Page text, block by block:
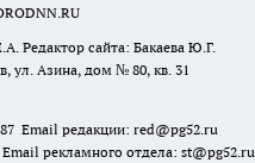
Редактор сайта: Бакаева Ю.Г.
ул. Азина, дом № 80, кв. 31
Email редакции: red@pg52.ru
рекламного отдела: st@pg52.ru